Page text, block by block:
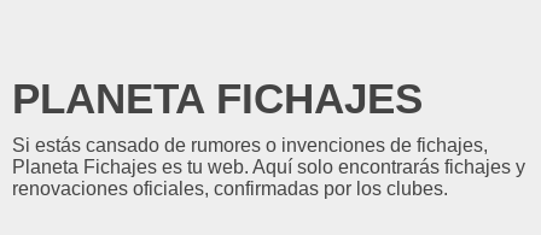
PLANETA FICHAJES
Si estás cansado de rumores o invenciones de fichajes,
Planeta Fichajes es tu web. Aquí solo encontrarás fichajes y
renovaciones oficiales, confirmadas por los clubes.